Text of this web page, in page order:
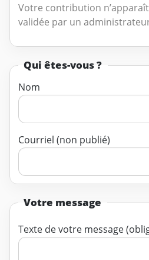
Votre contribution
validée par un
Qui êtes-vous ?
Nom
Courriel (non publié)
Votre message
Texte de